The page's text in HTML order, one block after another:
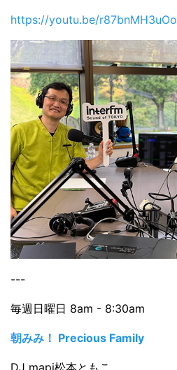
https://youtu.be/r87bnMH3uOo
---
毎週日曜日 8am - 8:30am
朝みみ！ Precious Family